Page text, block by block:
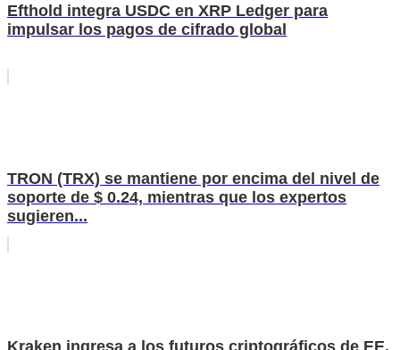
Efthold integra USDC en XRP Ledger para
impulsar los pagos de cifrado global
TRON (TRX) se mantiene por encima del nivel de
soporte de $ 0.24, mientras que los expertos
sugieren...
Kraken ingresa a los futuros criptográficos de EE.